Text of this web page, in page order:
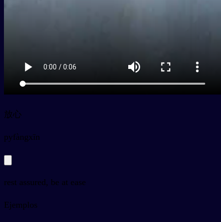
放心
pyfàngxīn
rest assured, be at ease
Ejemplos